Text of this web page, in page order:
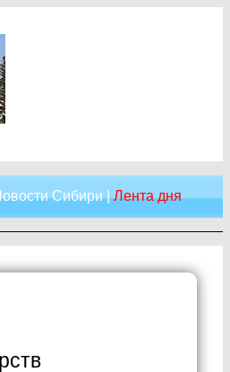
Сибири|Лента дня